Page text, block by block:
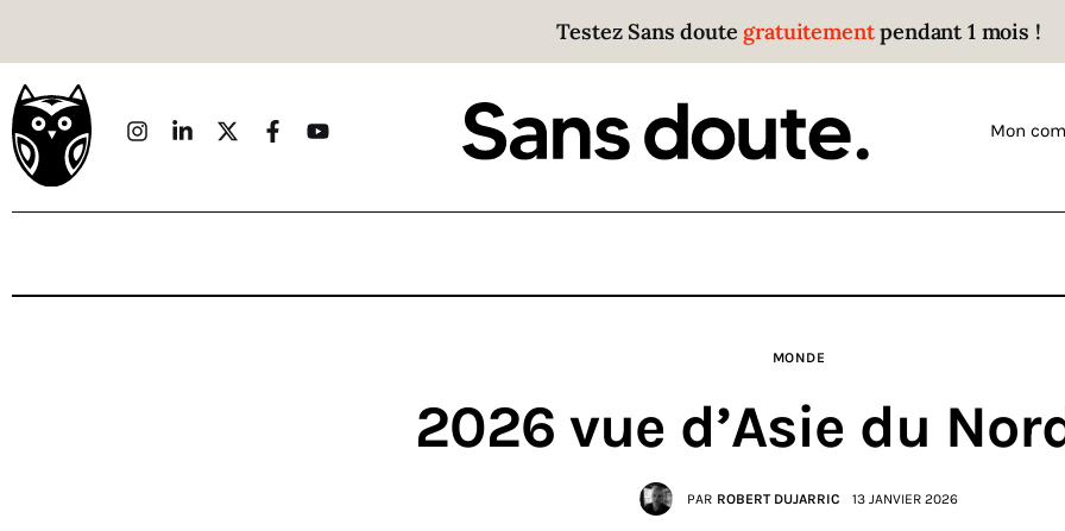
Testez Sans doute gratuitementpendant 1 mois !
Mon
Sans doute
Parce que plus personne n’écoute les gens qui ont
des choses à dire.
Économie
Monde
MONDE
2026 vue d’Asie du
PAR ROBERT DUJARRIC 13 JANVIER 2026